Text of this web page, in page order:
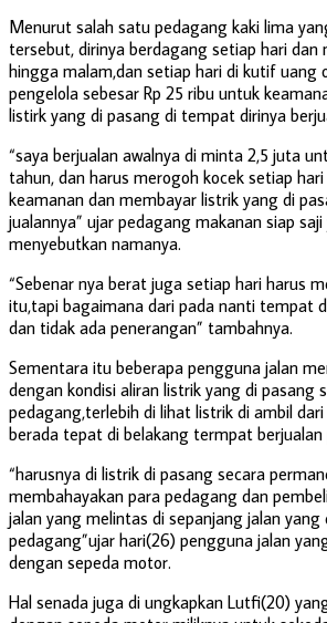
Menurut salah satu pedagang kaki lima
tersebut, dirinya berdagang setiap hari dan
hingga malam,dan setiap hari di kutif uang
pengelola sebesar Rp 25 ribu untuk
listirk yang di pasang di tempat dirinya
“saya berjualan awalnya di minta 2,5 juta
tahun, dan harus merogoh kocek setiap
keamanan dan membayar listrik yang di
jualannya” ujar pedagang makanan siap
menyebutkan namanya.
“Sebenar nya berat juga setiap hari harus
itu,tapi bagaimana dari pada nanti tempat
dan tidak ada penerangan” tambahnya.
Sementara itu beberapa pengguna jalan
dengan kondisi aliran listrik yang di pasang
pedagang,terlebih di lihat listrik di ambil dari
berada tepat di belakang termpat berjualan
“harusnya di listrik di pasang secara
membahayakan para pedagang dan
jalan yang melintas di sepanjang jalan yang
pedagang”ujar hari(26) pengguna jalan
dengan sepeda motor.
Hal senada juga di ungkapkan Lutfi(20)